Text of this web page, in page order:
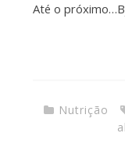
Até o
Nutrição